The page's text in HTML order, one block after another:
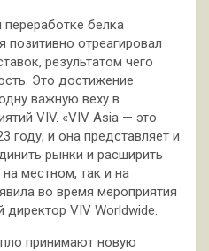
белка
отреагировал
результатом чего
Это достижение
важную веху в
VIV. «VIV Asia — это
году, и она представляет и
рынки и расширить
местном, так и на
во время мероприятия
VIV Worldwide.
принимают новую